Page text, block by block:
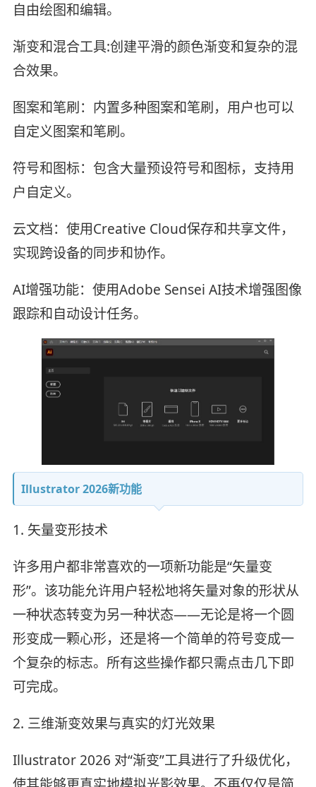
自由绘图和编辑。
渐变和混合工具:创建平滑的颜色渐变和复杂的混
合效果。
图案和笔刷：内置多种图案和笔刷，用户也可以
自定义图案和笔刷。
符号和图标：包含大量预设符号和图标，支持用
户自定义。
云文档：使用Creative Cloud保存和共享文件，
实现跨设备的同步和协作。
AI增强功能：使用Adobe Sensei AI技术增强图像
跟踪和自动设计任务。
Illustrator 2026新功能
1. 矢量变形技术
许多用户都非常喜欢的一项新功能是“矢量变
形”。该功能允许用户轻松地将矢量对象的形状从
一种状态转变为另一种状态——无论是将一个圆
形变成一颗心形，还是将一个简单的符号变成一
个复杂的标志。所有这些操作都只需点击几下即
可完成。
2. 三维渐变效果与真实的灯光效果
Illustrator 2026 对“渐变”工具进行了升级优化，